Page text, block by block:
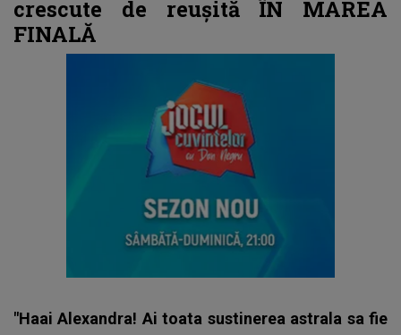
crescute de reușită ÎN MAREA
FINALĂ
"Haai Alexandra! Ai toata sustinerea astrala sa fie